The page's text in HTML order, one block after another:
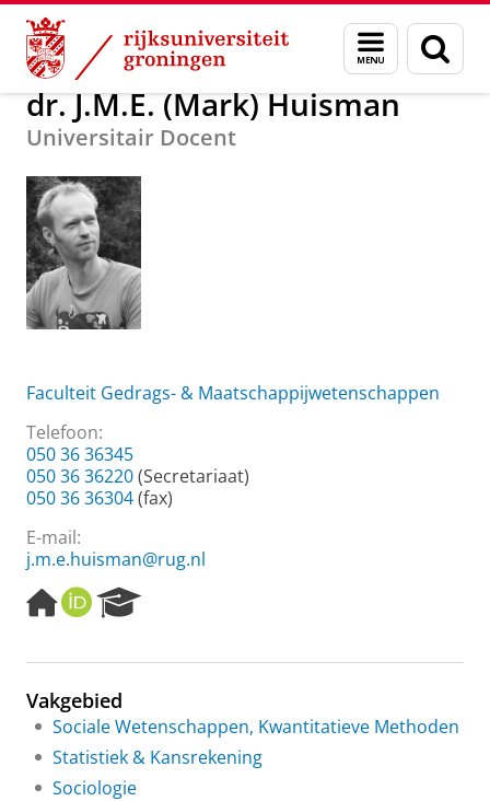
Skip
Content
Skip
Navigation
Menu
en
zoeken
Over ons dr. J.M.E. (Mark) Huisman
dr. J.M.E. (Mark) Huisman
Universitair Docent
Faculteit Gedrags- & Maatschappijwetenschappen
Telefoon:
050 36 36345
050 36 36220(Secretariaat)
050 36 36304(fax)
E-mail:
j.m.e.huisman@rug.nl
H
o
e
a
g
e
O
R
I
e
c
h
Vakgebied
Sociale Wetenschappen, Kwantitatieve Methoden
Statistiek & Kansrekening
Sociologie